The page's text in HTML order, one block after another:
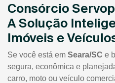
Consórcio
A Solução
Imóveis e
Se você está em Seara/SC e
segura, econômica e
carro, moto ou veículo